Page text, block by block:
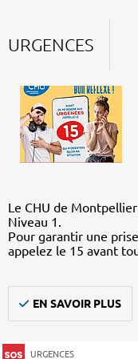
URGENCES
Le CHU de
Niveau 1.
Pour garantir une
appelez le 15 avant
EN SAVOIR PLUS
URGENCES